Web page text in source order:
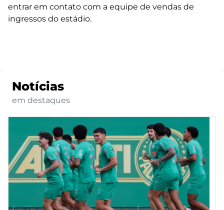
entrar em contato com a equipe de vendas de
ingressos do estádio.
Notícias
em destaques